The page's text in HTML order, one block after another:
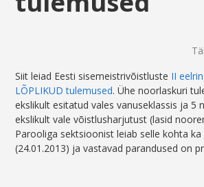
Siit leiad Eesti sisemeistrivõistluste II
LÕPLIKUD tulemused. Ühe noorlaskuri
ekslikult esitatud vales vanuseklassis ja 5
ekslikult vale võistlusharjutust (lasid
Parooliga sektsioonist leiab selle kohta
(24.01.2013) ja vastavad parandused on